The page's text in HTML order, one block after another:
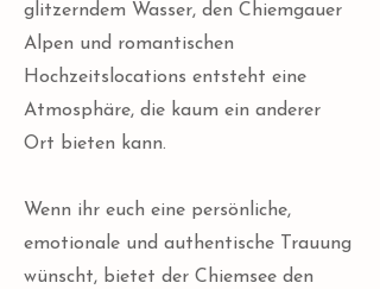
glitzerndem Wasser, den Chiemgauer
Alpen und romantischen
Hochzeitslocations entsteht eine
Atmosphäre, die kaum ein anderer
Ort bieten kann.​
Wenn ihr euch eine persönliche,
emotionale und authentische Trauung
wünscht, bietet der Chiemsee den